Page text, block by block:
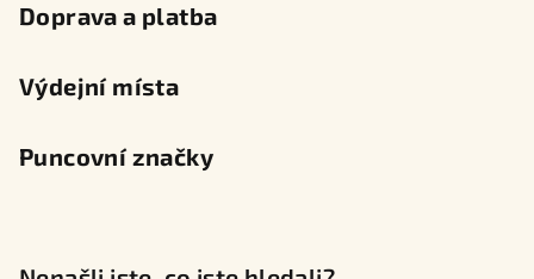
Doprava a platba
Výdejní místa
Puncovní značky